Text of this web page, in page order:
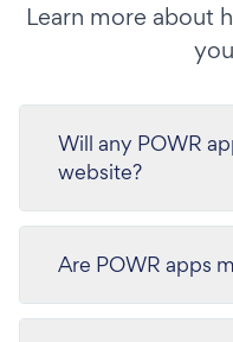
Learn more about
Will any POWR
website?
Are POWR apps